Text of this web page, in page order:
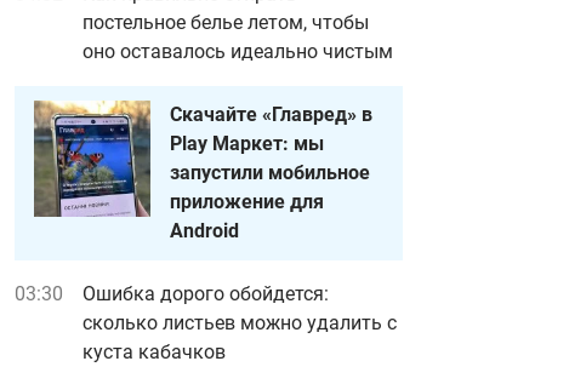
постельное белье летом, чтобы
оно оставалось идеально чистым
Скачайте «Главред» в
Play Маркет: мы
запустили мобильное
приложение для
Android
03:30
Ошибка дорого обойдется:
сколько листьев можно удалить с
куста кабачков